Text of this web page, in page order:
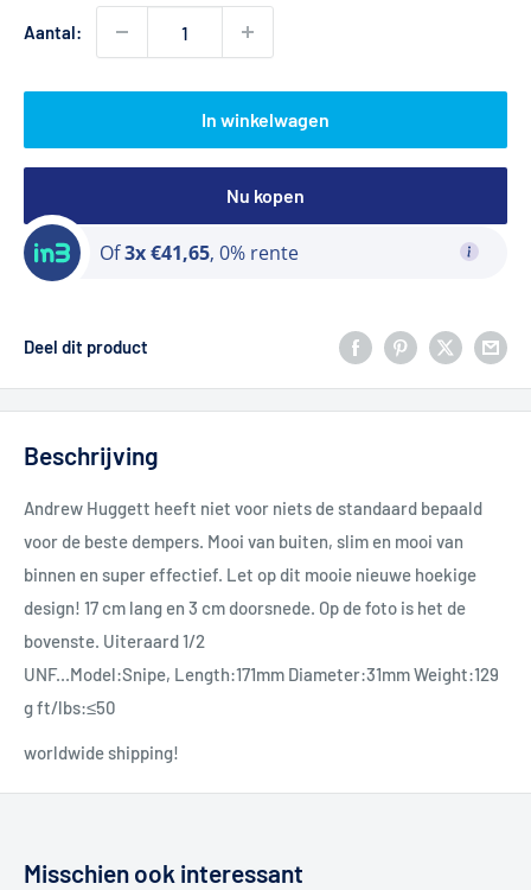
Aantal:
In winkelwagen
Nu kopen
Of3x €41,65, 0% rente
Deel dit product
Beschrijving
Andrew Huggett heeft niet voor niets de standaard bepaald
voor de beste dempers. Mooi van buiten, slim en mooi van
binnen en super effectief. Let op dit mooie nieuwe hoekige
design! 17 cm lang en 3 cm doorsnede. Op de foto is het de
bovenste. Uiteraard 1/2
UNF...Model:Snipe, Length:171mm Diameter:31mm Weight:129
g ft/lbs:≤50
worldwide shipping!
Misschien ook interessant